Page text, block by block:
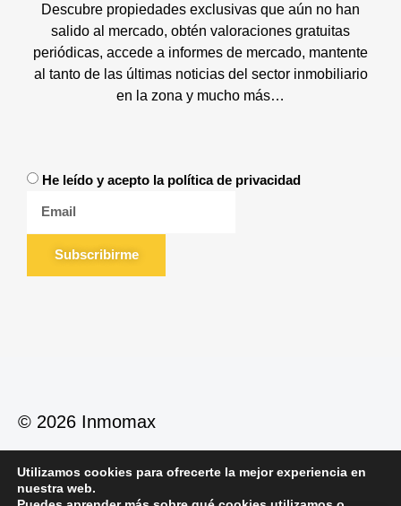
Descubre propiedades exclusivas que aún no han
salido al mercado, obtén valoraciones gratuitas
periódicas, accede a informes de mercado, mantente
al tanto de las últimas noticias del sector inmobiliario
en la zona y mucho más…
He leído y acepto la política de privacidad
Subscribirme
© 2026 Inmomax
Política de PrivacidadPolítica de Cookies
Aviso Legal
Utilizamos cookies para ofrecerte la mejor experiencia en
nuestra web.